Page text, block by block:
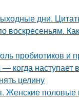
дни.
воскресеньям.
пробиотиков и
наступает
целину
Женские